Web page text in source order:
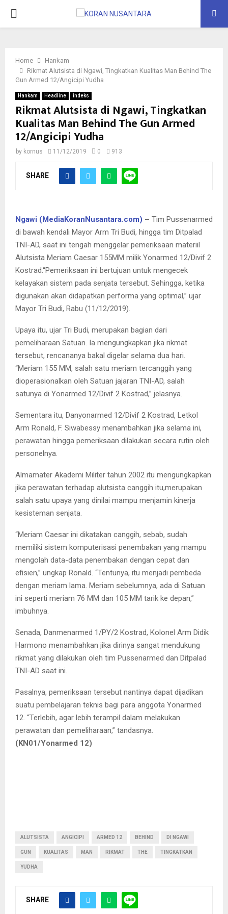
PRIMARY
Home
Hankam
Rikmat Alutsista di Ngawi, Tingkatkan Kualitas Man Behind The
Gun Armed 12/Angicipi Yudha
Hankam Headline indeks
Rikmat Alutsista di Ngawi, Tingkatkan
Kualitas Man Behind The Gun Armed
12/Angicipi Yudha
by kornus 11/12/2019 0 913
SHARE
Ngawi (MediaKoranNusantara.com) – Tim Pussenarmed
di bawah kendali Mayor Arm Tri Budi, hingga tim Ditpalad
TNI-AD, saat ini tengah menggelar pemeriksaan materiil
Alutsista Meriam Caesar 155MM milik Yonarmed 12/Divif 2
Kostrad.“Pemeriksaan ini bertujuan untuk mengecek
kelayakan sistem pada senjata tersebut. Sehingga, ketika
digunakan akan didapatkan performa yang optimal,” ujar
Mayor Tri Budi, Rabu (11/12/2019).
Upaya itu, ujar Tri Budi, merupakan bagian dari
pemeliharaan Satuan. Ia mengungkapkan jika rikmat
tersebut, rencananya bakal digelar selama dua hari.
“Meriam 155 MM, salah satu meriam tercanggih yang
dioperasionalkan oleh Satuan jajaran TNI-AD, salah
satunya di Yonarmed 12/Divif 2 Kostrad,” jelasnya.
Sementara itu, Danyonarmed 12/Divif 2 Kostrad, Letkol
Arm Ronald, F. Siwabessy menambahkan jika selama ini,
perawatan hingga pemeriksaan dilakukan secara rutin oleh
personelnya.
Almamater Akademi Militer tahun 2002 itu mengungkapkan
jika perawatan terhadap alutsista canggih itu,merupakan
salah satu upaya yang dinilai mampu menjamin kinerja
kesisteman senjata.
“Meriam Caesar ini dikatakan canggih, sebab, sudah
memiliki sistem komputerisasi penembakan yang mampu
mengolah data-data penembakan dengan cepat dan
efisien,” ungkap Ronald. “Tentunya, itu menjadi pembeda
dengan meriam lama. Meriam sebelumnya, ada di Satuan
ini seperti meriam 76 MM dan 105 MM tarik ke depan,”
imbuhnya.
Senada, Danmenarmed 1/PY/2 Kostrad, Kolonel Arm Didik
Harmono menambahkan jika dirinya sangat mendukung
rikmat yang dilakukan oleh tim Pussenarmed dan Ditpalad
TNI-AD saat ini.
Pasalnya, pemeriksaan tersebut nantinya dapat dijadikan
suatu pembelajaran teknis bagi para anggota Yonarmed
12. “Terlebih, agar lebih terampil dalam melakukan
perawatan dan pemeliharaan,” tandasnya.
(KN01/Yonarmed 12)
ALUTSISTA ANGICIPI ARMED 12 BEHIND DI NGAWI
GUN KUALITAS MAN RIKMAT THE TINGKATKAN
YUDHA
SHARE